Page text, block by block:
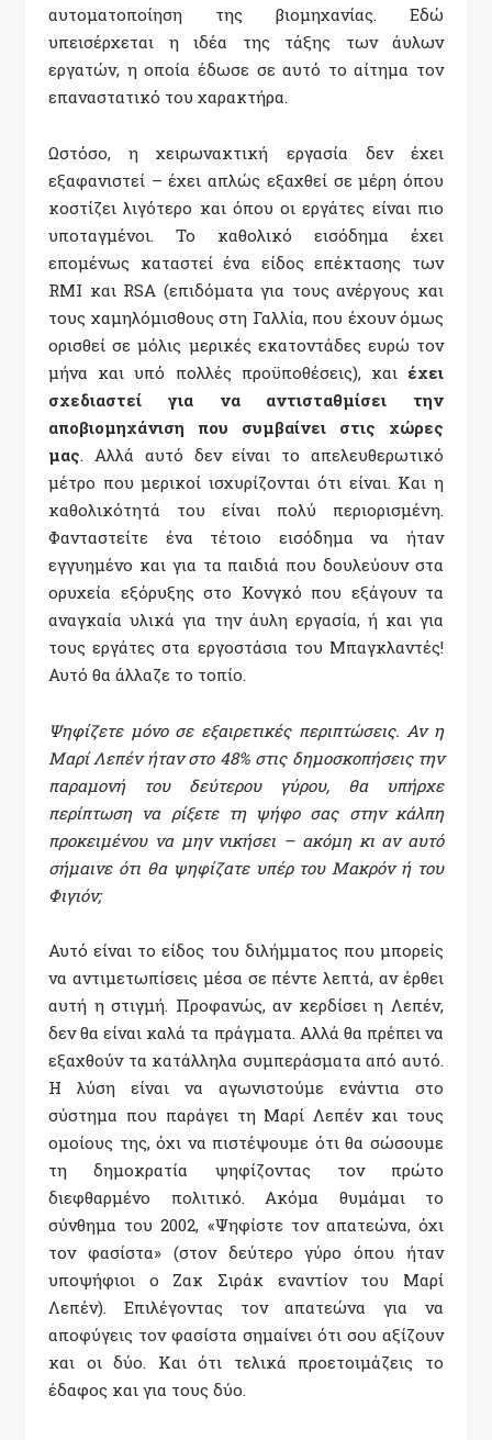
αυτοματοποίηση της βιομηχανίας. Εδώ
υπεισέρχεται η ιδέα της τάξης των άυλων
εργατών, η οποία έδωσε σε αυτό το αίτημα τον
επαναστατικό του χαρακτήρα.
Ωστόσο, η χειρωνακτική εργασία δεν έχει
εξαφανιστεί – έχει απλώς εξαχθεί σε μέρη όπου
κοστίζει λιγότερο και όπου οι εργάτες είναι πιο
υποταγμένοι. Το καθολικό εισόδημα έχει
επομένως καταστεί ένα είδος επέκτασης των
RMI και RSA (επιδόματα για τους ανέργους και
τους χαμηλόμισθους στη Γαλλία, που έχουν όμως
ορισθεί σε μόλις μερικές εκατοντάδες ευρώ τον
μήνα και υπό πολλές προϋποθέσεις), και έχει
σχεδιαστεί για να αντισταθμίσει την
αποβιομηχάνιση που συμβαίνει στις χώρες
μας . Αλλά αυτό δεν είναι το απελευθερωτικό
μέτρο που μερικοί ισχυρίζονται ότι είναι. Και η
καθολικότητά του είναι πολύ περιορισμένη.
Φανταστείτε ένα τέτοιο εισόδημα να ήταν
εγγυημένο και για τα παιδιά που δουλεύουν στα
ορυχεία εξόρυξης στο Κονγκό που εξάγουν τα
αναγκαία υλικά για την άυλη εργασία, ή και για
τους εργάτες στα εργοστάσια του Μπαγκλαντές!
Αυτό θα άλλαζε το τοπίο.
Ψηφίζετε μόνο σε εξαιρετικές περιπτώσεις. Αν η
Μαρί Λεπέν ήταν στο 48% στις δημοσκοπήσεις την
παραμονή του δεύτερου γύρου, θα υπήρχε
περίπτωση να ρίξετε τη ψήφο σας στην κάλπη
προκειμένου να μην νικήσει – ακόμη κι αν αυτό
σήμαινε ότι θα ψηφίζατε υπέρ του Μακρόν ή του
Φιγιόν;
Αυτό είναι το είδος του διλήμματος που μπορείς
να αντιμετωπίσεις μέσα σε πέντε λεπτά, αν έρθει
αυτή η στιγμή. Προφανώς, αν κερδίσει η Λεπέν,
δεν θα είναι καλά τα πράγματα. Αλλά θα πρέπει να
εξαχθούν τα κατάλληλα συμπεράσματα από αυτό.
Η λύση είναι να αγωνιστούμε ενάντια στο
σύστημα που παράγει τη Μαρί Λεπέν και τους
ομοίους της, όχι να πιστέψουμε ότι θα σώσουμε
τη δημοκρατία ψηφίζοντας τον πρώτο
διεφθαρμένο πολιτικό. Ακόμα θυμάμαι το
σύνθημα του 2002, «Ψηφίστε τον απατεώνα, όχι
τον φασίστα» (στον δεύτερο γύρο όπου ήταν
υποψήφιοι ο Ζακ Σιράκ εναντίον του Μαρί
Λεπέν). Επιλέγοντας τον απατεώνα για να
αποφύγεις τον φασίστα σημαίνει ότι σου αξίζουν
και οι δύο. Και ότι τελικά προετοιμάζεις το
έδαφος και για τους δύο.